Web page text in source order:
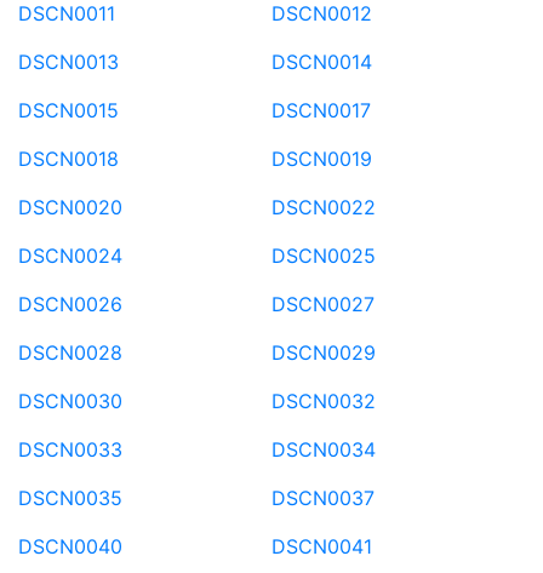
DSCN0011
DSCN0012
DSCN0013
DSCN0014
DSCN0015
DSCN0017
DSCN0018
DSCN0019
DSCN0020
DSCN0022
DSCN0024
DSCN0025
DSCN0026
DSCN0027
DSCN0028
DSCN0029
DSCN0030
DSCN0032
DSCN0033
DSCN0034
DSCN0035
DSCN0037
DSCN0040
DSCN0041